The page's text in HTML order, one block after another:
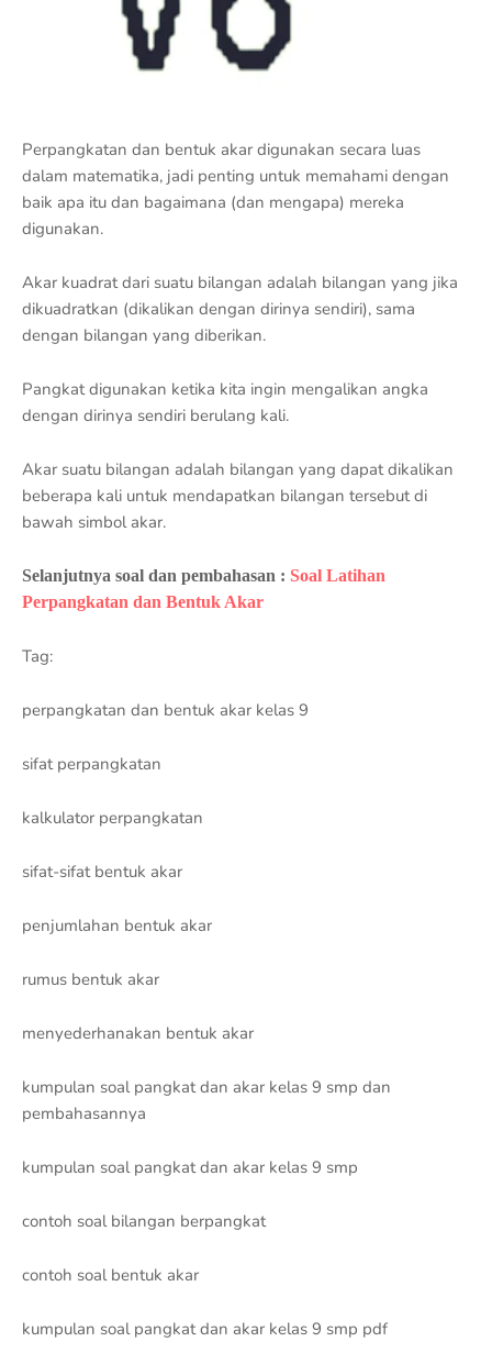
Perpangkatan dan bentuk akar digunakan secara luas
dalam matematika, jadi penting untuk memahami dengan
baik apa itu dan bagaimana (dan mengapa) mereka
digunakan.
Akar kuadrat dari suatu bilangan adalah bilangan yang jika
dikuadratkan (dikalikan dengan dirinya sendiri), sama
dengan bilangan yang diberikan.
Pangkat digunakan ketika kita ingin mengalikan angka
dengan dirinya sendiri berulang kali.
Akar suatu bilangan adalah bilangan yang dapat dikalikan
beberapa kali untuk mendapatkan bilangan tersebut di
bawah simbol akar.
Selanjutnya soal dan pembahasan : Soal Latihan
Perpangkatan dan Bentuk Akar
Tag:
perpangkatan dan bentuk akar kelas 9
sifat perpangkatan
kalkulator perpangkatan
sifat-sifat bentuk akar
penjumlahan bentuk akar
rumus bentuk akar
menyederhanakan bentuk akar
kumpulan soal pangkat dan akar kelas 9 smp dan
pembahasannya
kumpulan soal pangkat dan akar kelas 9 smp
contoh soal bilangan berpangkat
contoh soal bentuk akar
kumpulan soal pangkat dan akar kelas 9 smp pdf